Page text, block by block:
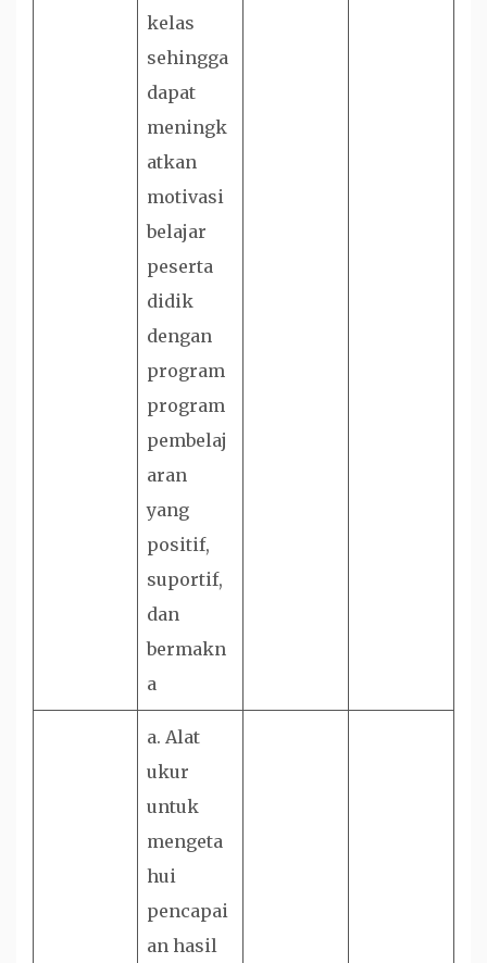
kelas
sehingga
dapat
meningk
atkan
motivasi
belajar
peserta
didik
dengan
program
program
pembelaj
aran
yang
positif,
suportif,
dan
bermakn
a
a. Alat
ukur
untuk
mengeta
hui
pencapai
an hasil